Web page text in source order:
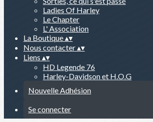
Ladies Of Harley
Le Chapter
L' Association
La Boutique▴▾
Nous contacter▴▾
Liens ▴▾
HD Legende 76
Harley-Davidson et H.O.G
Nouvelle Adhésion
Se connecter